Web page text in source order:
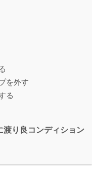
を外す
る
渡り良コンディション